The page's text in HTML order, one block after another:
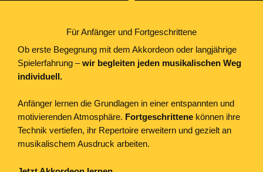
Für Anfänger und Fortgeschrittene
Ob erste Begegnung mit dem Akkordeon oder langjährige
Spielerfahrung –wir begleiten jeden musikalischen Weg
individuell.
Anfänger lernen die Grundlagen in einer entspannten und
motivierenden Atmosphäre. Fortgeschrittene können ihre
Technik vertiefen, ihr Repertoire erweitern und gezielt an
musikalischem Ausdruck arbeiten.